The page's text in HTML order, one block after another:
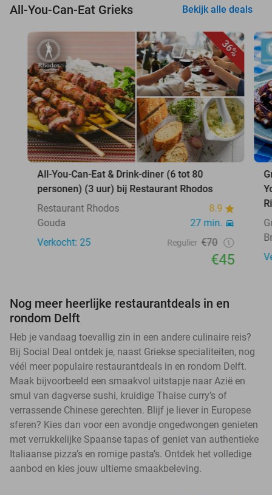
All-You-Can-Eat Grieks Bekijk alle deals
36%
All-You-Can-Eat & Drink-diner (6 tot 80
personen) (3 uur) bij Restaurant Rhodos
Restaurant Rhodos
8.9
Gouda
27 min.
Verkocht: 25
Regulier €70
€45
Nog meer heerlijke restaurantdeals in en
rondom Delft
Heb je vandaag toevallig zin in een andere culinaire reis?
Bij Social Deal ontdek je, naast Griekse specialiteiten, nog
véél meer populaire restaurantdeals in en rondom Delft.
Maak bijvoorbeeld een smaakvol uitstapje naar Azië en
smul van dagverse sushi, kruidige Thaise curry’s of
verrassende Chinese gerechten. Blijf je liever in Europese
sferen? Kies dan voor een avondje ongedwongen genieten
met verrukkelijke Spaanse tapas of geniet van authentieke
Italiaanse pizza’s en romige pasta’s. Ontdek het volledige
aanbod en kies jouw ultieme smaakbeleving.